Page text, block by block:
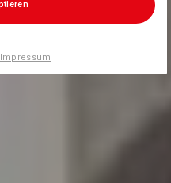
Impressum